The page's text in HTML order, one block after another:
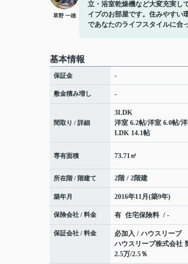
草野 一雄
立・浴室乾燥機など大変充実し
イプのお部屋です。住みやすい
であなたのライフスタイルに合
基本情報
保証金 -
敷金積み増し -
間取り / 詳細
3LDK
洋室 6.2帖/洋室 6.0帖/
LDK 14.1帖
専有面積 73.71㎡
所在階 / 階建て 2階 / 2階建
築年月 2016年11月(築9年)
保険会社 / 料金 有 住宅保険料 / -
保証会社 / 料金
必加入 / ハウスリーブ
ハウスリーブ株式会社
2.5万/2.5％